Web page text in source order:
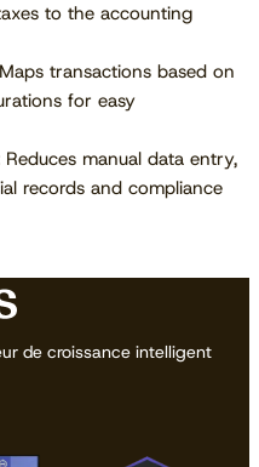
to the accounting
transactions based on
for easy
manual data entry,
records and compliance
de croissance intelligent